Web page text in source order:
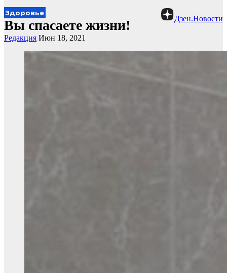
Дзен.Новости
Здоровье
Вы спасаете жизни!
Редакция Июн 18, 2021